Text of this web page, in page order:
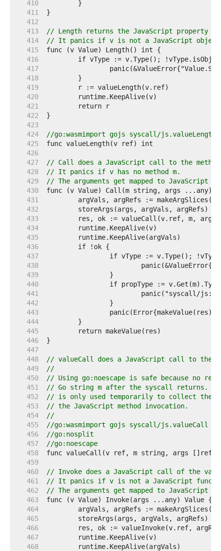
   410
   411
   412
   413
// Length returns the JavaScript property
   414
// It panics if v is not a JavaScript
   415
   416
   417
   418
   419
   420
   421
   422
   423
   424
//go:wasmimport gojs syscall/js.valueLength
   425
   426
   427
// Call does a JavaScript call to the
   428
// It panics if v has no method m.
   429
// The arguments get mapped to JavaScript
   430
   431
   432
   433
   434
   435
   436
   437
if vType := v.Type();
   438
   439
   440
   441
   442
   443
   444
   445
   446
   447
   448
// valueCall does a JavaScript call to the
   449
//
   450
// Using go:noescape is safe because no
   451
// Go string m after the syscall returns.
   452
// is only used temporarily to collect the
   453
// the JavaScript method invocation.
   454
//
   455
//go:wasmimport gojs syscall/js.valueCall
   456
//go:nosplit
   457
//go:noescape
   458
   459
   460
// Invoke does a JavaScript call of the
   461
// It panics if v is not a JavaScript
   462
// The arguments get mapped to JavaScript
   463
   464
   465
   466
   467
   468